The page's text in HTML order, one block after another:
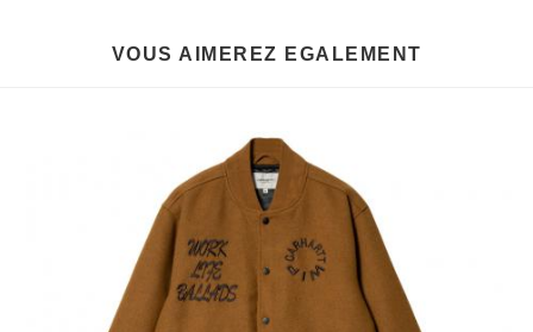
VOUS AIMEREZ EGALEMENT